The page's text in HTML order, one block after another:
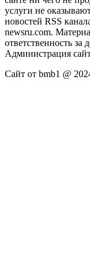
услуги не
новостей RSS
newsru.com.
ответственность за
Администрация
Сайт от bmb1 @